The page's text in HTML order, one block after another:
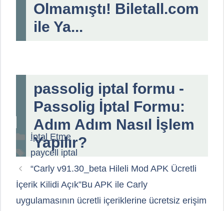
Olmamıştı! Biletall.com
ile Ya...
passolig iptal formu -
Passolig İptal Formu:
Adım Adım Nasıl İşlem
Yapılır?
Kategoriler
İptal Etme
Etiketler
paycell iptal
“Carly v91.30_beta Hileli Mod APK Ücretli
İçerik Kilidi Açık”Bu APK ile Carly
uygulamasının ücretli içeriklerine ücretsiz erişim